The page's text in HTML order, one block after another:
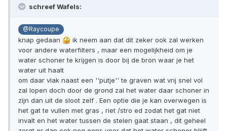
schreef Wafels:
@Raycoupe
knap gedaan
ik neem aan dat dit zeker ook zal werken
voor andere waterfilters , maar een mogelijkheid om je
water schoner te krijgen is door bij de bron waar je het
water uit haalt
om daar vlak naast een ''putje'' te graven wat vrij snel vol
zal lopen doch door de grond zal het water daar schoner in
zijn dan uit de sloot zelf . Een optie die je kan overwegen is
het gat te vullen met gras , riet /stro ed zodat het gat niet
invalt en het water tussen de stelen gaat staan , dit geheel